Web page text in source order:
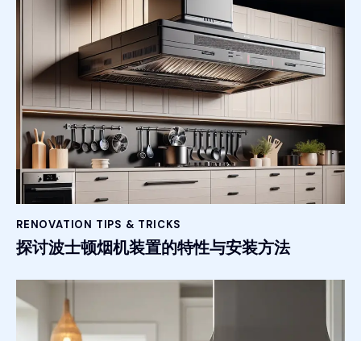
RENOVATION TIPS & TRICKS
探讨波士顿烟机装置的特性与安装方法